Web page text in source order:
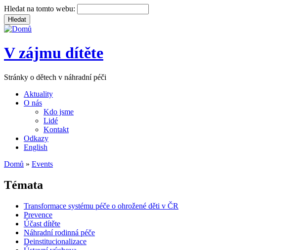
Hledat na tomto webu:
V zájmu dítěte
Stránky o dětech v náhradní péči
Aktuality
O nás
Kdo jsme
Lidé
Kontakt
Odkazy
English
Domů » Events
Témata
Transformace systému péče o ohrožené děti v ČR
Prevence
Účast dítěte
Náhradní rodinná péče
Deinstitucionalizace